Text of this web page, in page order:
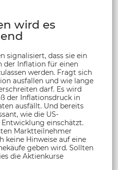
wird es
signalisiert, dass sie ein
der Inflation für einen
werden. Fragt sich
ausfallen und wie lange
darf. Es wird
der Inflationsdruck in
ausfällt. Und bereits
wie die US-
einschätzt.
Marktteilnehmer
keine Hinweise auf eine
geben wird. Sollten
die Aktienkurse